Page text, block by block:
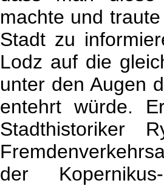
machte und
Stadt zu
Lodz auf die
unter den Augen
entehrt würde.
Stadthistoriker
der